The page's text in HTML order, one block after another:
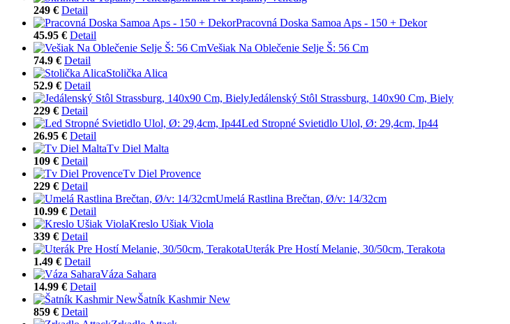
249 € Detail
Pracovná Doska Samoa Aps - 150 + Dekor
45.95 € Detail
Vešiak Na Oblečenie Selje Š: 56 Cm
74.9 € Detail
Stolička Alica
52.9 € Detail
Jedálenský Stôl Strassburg, 140x90 Cm, Biely
229 € Detail
Led Stropné Svietidlo Ulol, Ø: 29,4cm, Ip44
26.95 € Detail
Tv Diel Malta
109 € Detail
Tv Diel Provence
229 € Detail
Umelá Rastlina Brečtan, Ø/v: 14/32cm
10.99 € Detail
Kreslo Ušiak Viola
339 € Detail
Uterák Pre Hostí Melanie, 30/50cm, Terakota
1.49 € Detail
Váza Sahara
14.99 € Detail
Šatník Kashmir New
859 € Detail